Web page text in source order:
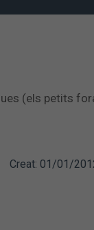
(els petits
Creat: 01/01/